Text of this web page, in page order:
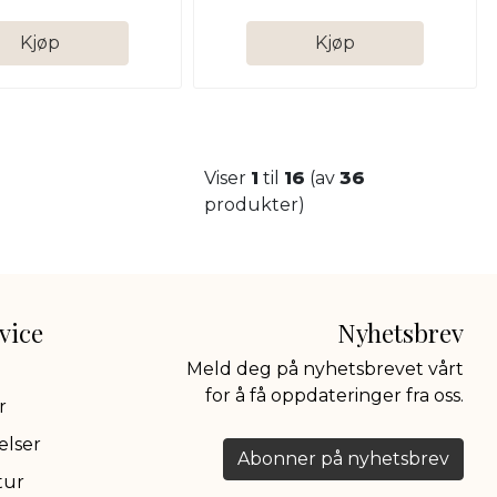
Kjøp Kjøp
Viser 1 til 16 (av36
produkter)
Nyhetsbrev
Meld deg på nyhetsbrevet vårt
for å få oppdateringer fra oss.
Abonner på nyhetsbrev